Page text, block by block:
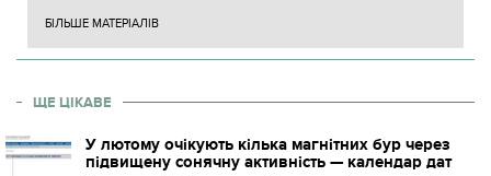
БІЛЬШЕ МАТЕРІАЛІВ
ЩЕ ЦІКАВЕ
У лютому очікують кілька магнітних бур через
підвищену сонячну активність — календар дат